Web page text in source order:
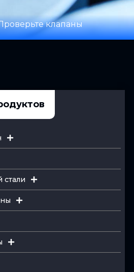
клапаны
стали